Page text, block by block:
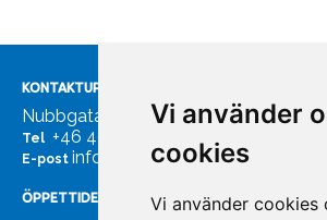
Vi använder
cookies
Vi använder cookies
KONTAKTUPPGIFTER
Nubbgatan 7, 211 24 Malmö
Tel +46 40185561
E-post info@bachmans.se
ÖPPETTIDER